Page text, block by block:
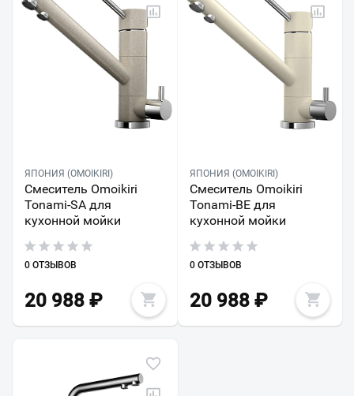
ЯПОНИЯ (OMOIKIRI)
Смеситель Omoikiri
Tonami-SA для
кухонной мойки
0 ОТЗЫВОВ
20 988 ₽
ЯПОНИЯ (OMOIKIRI)
Смеситель Omoikiri
Tonami-BE для
кухонной мойки
0 ОТЗЫВОВ
20 988₽